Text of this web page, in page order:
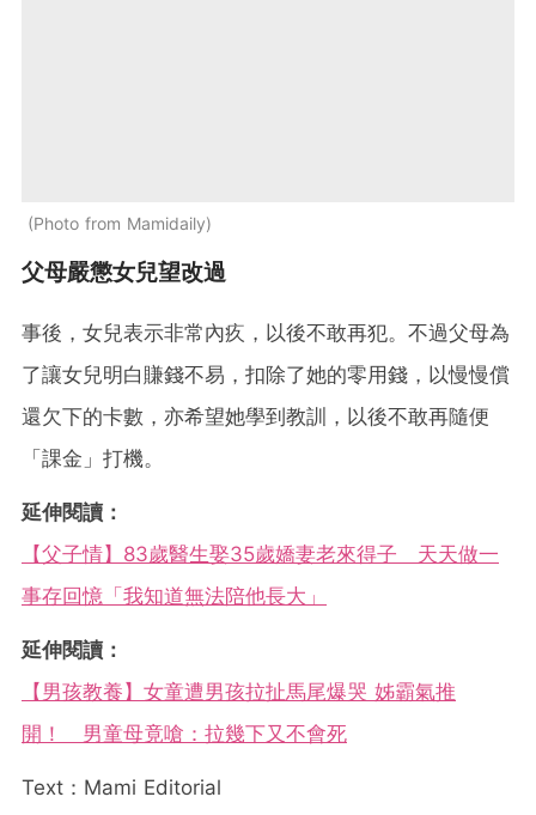
Photo from Mamidaily
父母嚴懲女兒望改過
事後，女兒表示非常內疚，以後不敢再犯。不過父母為
了讓女兒明白賺錢不易，扣除了她的零用錢，以慢慢償
還欠下的卡數，亦希望她學到教訓，以後不敢再隨便
「課金」打機。
延伸閱讀：
【父子情】83歲醫生娶35歲嬌妻老來得子 天天做一
事存回憶「我知道無法陪他長大」
延伸閱讀：
【男孩教養】女童遭男孩拉扯馬尾爆哭 姊霸氣推
開！ 男童母竟嗆：拉幾下又不會死
Text：Mami Editorial